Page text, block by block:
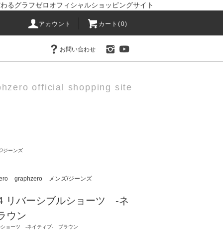
るグラフゼロオフィシャルショッピングサイト
アカウント カート(0)
お問い合わせ
official shopping site
/ジーンズ
graphzero メンズ/ジーンズ
リバーシブルショーツ -ネ
ウン
ショーツ -ネイティブ- ブラウン